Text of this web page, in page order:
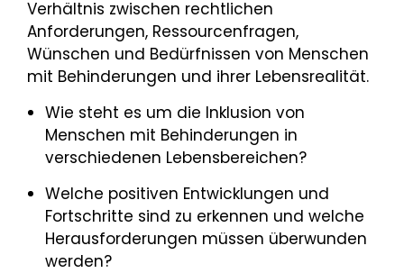
Verhältnis zwischen rechtlichen
Anforderungen, Ressourcenfragen,
Wünschen und Bedürfnissen von Menschen
mit Behinderungen und ihrer Lebensrealität.
Wie steht es um die Inklusion von
Menschen mit Behinderungen in
verschiedenen Lebensbereichen?
Welche positiven Entwicklungen und
Fortschritte sind zu erkennen und welche
Herausforderungen müssen überwunden
werden?